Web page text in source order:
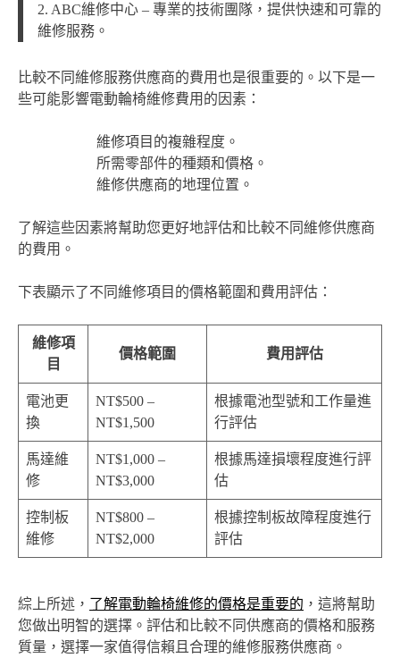
2. ABC維修中心 – 專業的技術團隊，提供快速和可靠的
維修服務。
比較不同維修服務供應商的費用也是很重要的。以下是一
些可能影響電動輪椅維修費用的因素：
維修項目的複雜程度。
所需零部件的種類和價格。
維修供應商的地理位置。
了解這些因素將幫助您更好地評估和比較不同維修供應商
的費用。
下表顯示了不同維修項目的價格範圍和費用評估：
維修項
目
價格範圍 費用評估
電池更
換
NT$500 –
NT$1,500
根據電池型號和工作量進
行評估
馬達維
修
NT$1,000 –
NT$3,000
根據馬達損壞程度進行評
估
控制板
維修
NT$800 –
NT$2,000
根據控制板故障程度進行
評估
綜上所述， 了解電動輪椅維修的價格是重要的 ，這將幫助
您做出明智的選擇。評估和比較不同供應商的價格和服務
質量，選擇一家值得信賴且合理的維修服務供應商。